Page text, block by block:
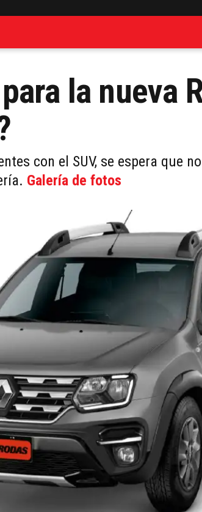
la nueva
con el SUV, se espera que
Galería de fotos